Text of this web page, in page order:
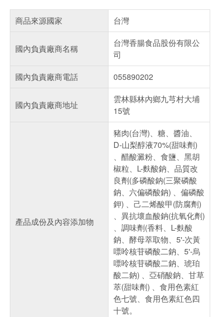
商品來源國家 台灣
國內負責廠商名稱
台灣香腸食品股份有限公
司
國內負責廠商電話
055890202
國內負責廠商地址
雲林縣林內鄉九芎村大埔
15號
產品成份及內容添加物
豬肉(台灣)、糖、醬油、
D-山梨醇液70%(甜味劑)
、醋酸澱粉、食鹽、黑胡
椒粒、L-麩酸鈉、品質改
良劑(多磷酸鈉(三聚磷酸
鈉、六偏磷酸鈉) 、偏磷酸
鉀) 、己二烯酸甲(防腐劑)
、異抗壞血酸鈉(抗氧化劑)
、調味劑(香料、L-麩酸
鈉、酵母萃取物、5'-次黃
嘌呤核苷磷酸二鈉、5'-烏
嘌呤核苷磷酸二鈉、琥珀
酸二鈉) 、亞硝酸鈉、甘草
萃(甜味劑) 、食用色素紅
色七號、食用色素紅色四
十號。